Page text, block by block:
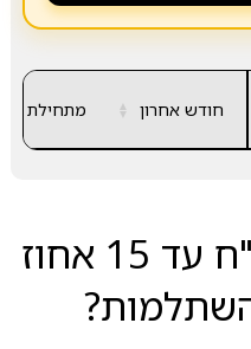
חודש אחרון ▲
▼ מתחילת
מה זה מסלול אג"ח עד 15 אחוז